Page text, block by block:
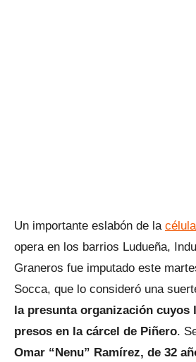
Un importante eslabón de la
opera en los barrios Ludueña,
Graneros fue imputado este
Socca, que lo consideró una
la presunta organización cuyos
presos en la cárcel de Piñero.
Omar “Nenu” Ramírez, de 32